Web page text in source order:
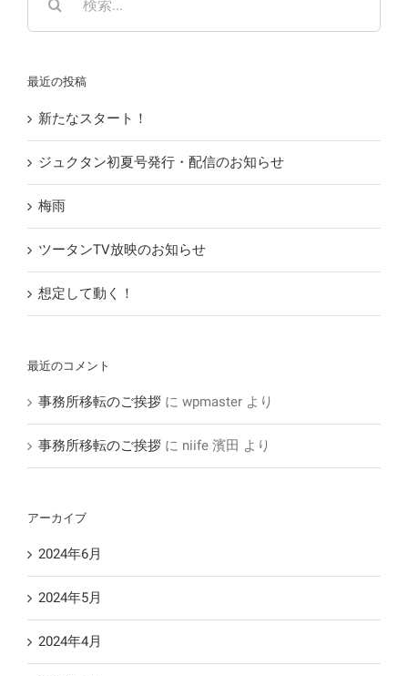
最近の投稿
新たなスタート！
ジュクタン初夏号発行・配信のお知らせ
梅雨
ツータンTV放映のお知らせ
想定して動く！
最近のコメント
事務所移転のご挨拶 に wpmaster より
事務所移転のご挨拶 に niife 濱田 より
アーカイブ
2024年6月
2024年5月
2024年4月